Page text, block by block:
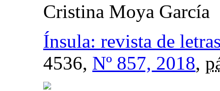
Cristina Moya García
Ínsula: revista de
4536, Nº 857, 2018,